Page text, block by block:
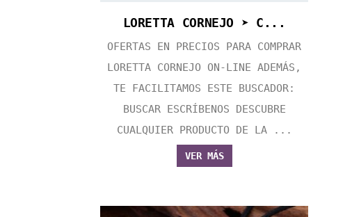
LORETTA CORNEJO ➤ C...
OFERTAS EN PRECIOS PARA COMPRAR
LORETTA CORNEJO ON-LINE ADEMÁS,
TE FACILITAMOS ESTE BUSCADOR:
BUSCAR ESCRÍBENOS DESCUBRE
CUALQUIER PRODUCTO DE LA ...
VER MÁS